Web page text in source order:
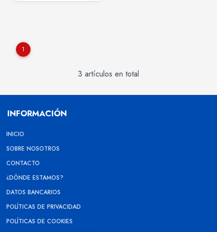
1
3 artículos en total
INFORMACIÓN
INICIO
SOBRE NOSOTROS
CONTACTO
¿DÓNDE ESTAMOS?
DATOS BANCARIOS
POLÍTICAS DE PRIVACIDAD
POLÍTICAS DE COOKIES